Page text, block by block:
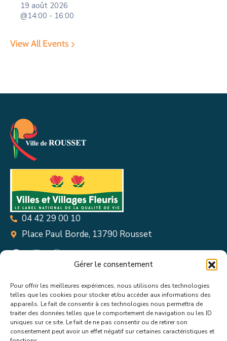
Gérer le consentement
Pour offrir les meilleures expériences, nous utilisons des technologies
telles que les cookies pour stocker et/ou accéder aux informations des
appareils. Le fait de consentir à ces technologies nous permettra de
traiter des données telles que le comportement de navigation ou les ID
uniques sur ce site. Le fait de ne pas consentir ou de retirer son
consentement peut avoir un effet négatif sur certaines caractéristiques et
19 août 2026
@14:00 - 16:00
View All Events
04 42 29 00 10
Place Paul Borde, 13790 Rousset
Suivez toutes les informations &
actualités de votre ville !